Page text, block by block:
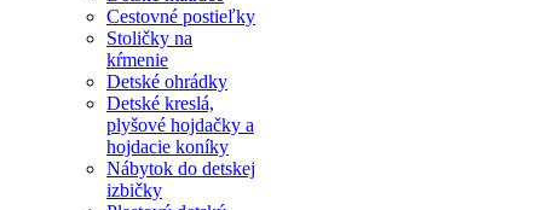
Cestovné postieľky
Stoličky na
kŕmenie
Detské ohrádky
Detské kreslá,
plyšové hojdačky a
hojdacie koníky
Nábytok do detskej
izbičky